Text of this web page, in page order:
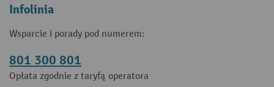
Infolinia
Wsparcie i porady pod numerem:
801 300 801
Opłata zgodnie z taryfą operatora